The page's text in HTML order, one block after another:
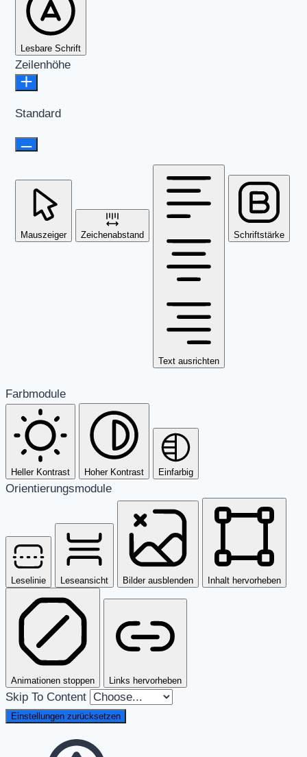
Lesbare Schrift
Zeilenhöhe
Standard
Mauszeiger Zeichenabstand
Text ausrichten
Schriftstärke
Farbmodule
Heller Kontrast Hoher Kontrast Einfarbig
Orientierungsmodule
Leselinie Leseansicht Bilder ausblenden Inhalt hervorheben
Animationen stoppen Links hervorheben
Skip To Content
Einstellungen zurücksetzen